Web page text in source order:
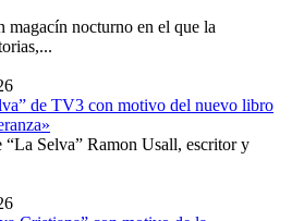
magacín nocturno en el que la
de TV3 con motivo del nuevo libro
Selva” Ramon Usall, escritor y